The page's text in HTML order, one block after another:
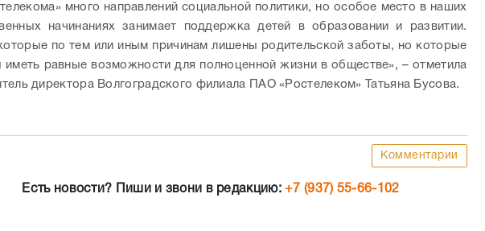
много направлений социальной политики, но особое место в наших
начинаниях занимает поддержка детей в образовании и развитии.
по тем или иным причинам лишены родительской заботы, но которые
равные возможности для полноценной жизни в обществе», – отметила
директора Волгоградского филиала ПАО «Ростелеком» Татьяна Бусова.
Комментарии
Есть новости? Пиши и звони в редакцию:+7 (937) 55-66-102